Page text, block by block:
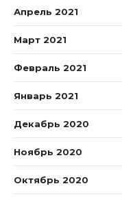
Апрель 2021
Март 2021
Февраль 2021
Январь 2021
Декабрь 2020
Ноябрь 2020
Октябрь 2020